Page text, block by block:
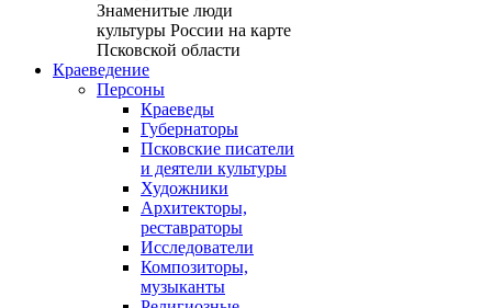
Знаменитые люди
культуры России на карте
Псковской области
Краеведение
Персоны
Краеведы
Губернаторы
Псковские писатели
и деятели культуры
Художники
Архитекторы,
реставраторы
Исследователи
Композиторы,
музыканты